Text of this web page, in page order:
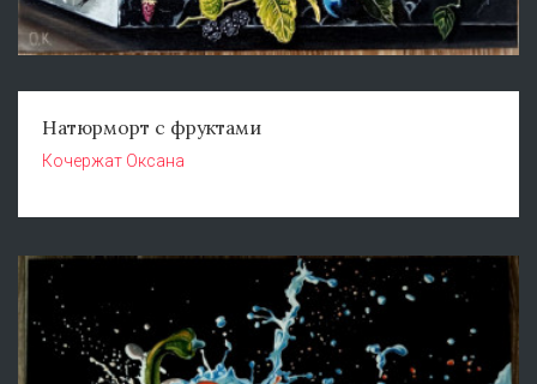
Натюрморт с фруктами
Кочержат Оксана